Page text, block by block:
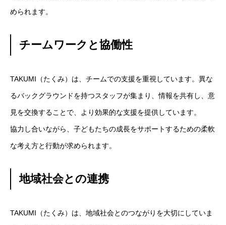
められます。
チームワークと協働性
TAKUMI（たくみ）は、チームでの支援を重視しています。異な
るバックグラウンドを持つスタッフが集まり、情報を共有し、意
見を交換することで、より効果的な支援を提供しています。
協力し合いながら、子どもたちの成長をサポートするための柔軟
な考え方と行動が求められます。
地域社会との連携
TAKUMI（たくみ）は、地域社会とのつながりを大切にしていま